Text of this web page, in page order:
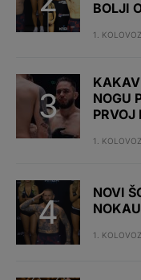
BOLJI
1.
NOGU
PRVOJ
1.
NOVI
1.